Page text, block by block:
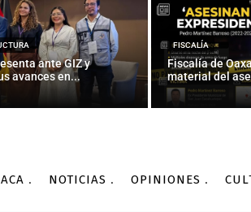
ante GIZ y
avances en...
FISCALÍA
Fiscalía de
material del
NOTICIAS OPINIONES